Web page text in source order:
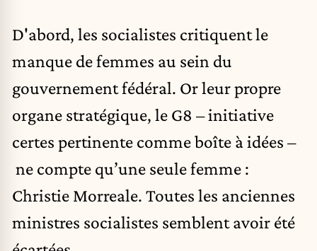
D'abord, les socialistes critiquent le
manque de femmes au sein du
gouvernement fédéral. Or leur propre
organe stratégique, le G8 – initiative
certes pertinente comme boîte à idées –
ne compte qu’une seule femme :
Christie Morreale. Toutes les anciennes
ministres socialistes semblent avoir été